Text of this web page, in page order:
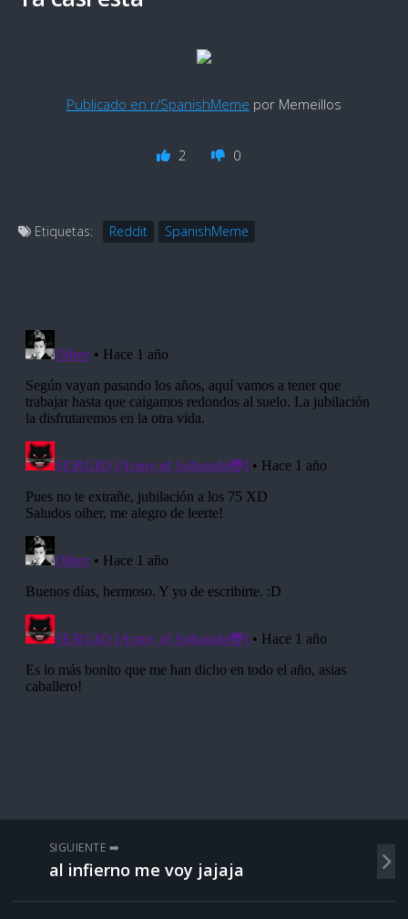
Publicado en r/SpanishMeme por Memeillos
2 0
Etiquetas: Reddit SpanishMeme
SIGUIENTE ➡️
al infierno me voy jajaja